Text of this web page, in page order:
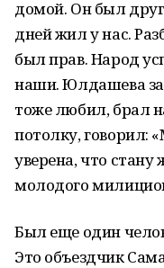
домой. Он был
дней жил у нас.
был прав. Народ
наши. Юлдашева
тоже любил, брал
потолку, говорил:
уверена, что стану
молодого
Был еще один
Это объездчик